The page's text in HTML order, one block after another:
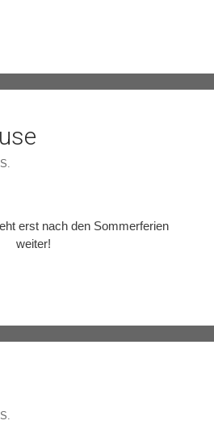
erst nach den Sommerferien
weiter!